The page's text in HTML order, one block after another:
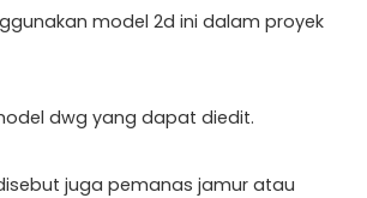
model 2d ini dalam proyek
dwg yang dapat diedit.
juga pemanas jamur atau